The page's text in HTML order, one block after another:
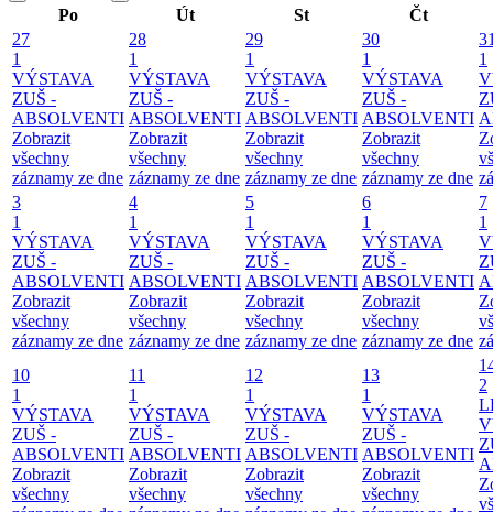
Po
Út St
Čt
27
1
VÝSTAVA
ZUŠ -
ABSOLVENTI
Zobrazit
všechny
záznamy ze dne
28
1
VÝSTAVA
ZUŠ -
ABSOLVENTI
Zobrazit
všechny
záznamy ze dne
29
1
VÝSTAVA
ZUŠ -
ABSOLVENTI
Zobrazit
všechny
záznamy ze dne
30
1
VÝSTAVA
ZUŠ -
ABSOLVENTI
Zobrazit
všechny
záznamy ze dne
1
3
1
VÝSTAVA
ZUŠ -
ABSOLVENTI
Zobrazit
všechny
záznamy ze dne
4
1
VÝSTAVA
ZUŠ -
ABSOLVENTI
Zobrazit
všechny
záznamy ze dne
5
1
VÝSTAVA
ZUŠ -
ABSOLVENTI
Zobrazit
všechny
záznamy ze dne
6
1
VÝSTAVA
ZUŠ -
ABSOLVENTI
Zobrazit
všechny
záznamy ze dne
7
1
10
1
VÝSTAVA
ZUŠ -
ABSOLVENTI
Zobrazit
všechny
11
1
VÝSTAVA
ZUŠ -
ABSOLVENTI
Zobrazit
všechny
12
1
VÝSTAVA
ZUŠ -
ABSOLVENTI
Zobrazit
všechny
13
1
VÝSTAVA
ZUŠ -
ABSOLVENTI
Zobrazit
všechny
2